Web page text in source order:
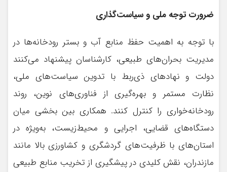
ضرورت توجه ملی و سیاست‌گذاری
با توجه به اهمیت حفظ منابع آب و بستر رودخانه‌ها در
مدیریت بحران‌های طبیعی، کارشناسان پیشنهاد می‌کنند
دولت و نهادهای ذی‌ربط با تدوین سیاست‌های ملی،
نظارت مستمر و بهره‌گیری از فناوری‌های نوین، روند
رودخانه‌خواری را کنترل کنند. همکاری بین بخشی میان
دستگاه‌های قضایی، اجرایی و محیط‌زیست، به‌ویژه در
استان‌های با ظرفیت‌های گردشگری و کشاورزی بالا مانند
مازندران، نقش کلیدی در پیشگیری از تخریب منابع طبیعی